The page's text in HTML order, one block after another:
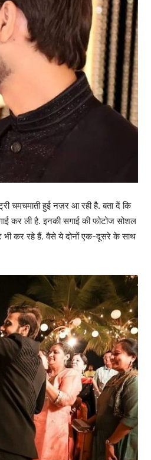
चमचमाती हुई नज़र आ रही है. बता दें कि
कर ली है. इनकी सगाई की फोटोज सोशल
भी कर रहे हैं. वैसे ये दोनों एक-दूसरे के साथ